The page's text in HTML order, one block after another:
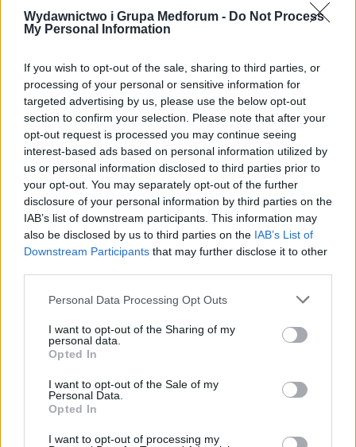
Wydawnictwo i Grupa Medforum - Do Not Process
My Personal Information
If you wish to opt-out of the sale, sharing to third parties, or
processing of your personal or sensitive information for
targeted advertising by us, please use the below opt-out
section to confirm your selection. Please note that after your
opt-out request is processed you may continue seeing
interest-based ads based on personal information utilized by
us or personal information disclosed to third parties prior to
your opt-out. You may separately opt-out of the further
disclosure of your personal information by third parties on the
IAB’s list of downstream participants. This information may
also be disclosed by us to third parties on the IAB’s List of
Downstream Participants that may further disclose it to other
Personal Data Processing Opt Outs
I want to opt-out of the Sharing of my
personal data.
Opted In
I want to opt-out of the Sale of my
Personal Data.
Opted In
I want to opt-out of processing my
skalę używania e-papierosów, saszetek
zwłaszcza wśród dzieci i młodzieży.
Podkreślono, że mimo powszechnego
przekonania o ich „mniejszej szkodliwości”,
nadal brakuje jednoznacznych danych
potwierdzających ich bezpieczeństwo, co
czyni ten temat szczególnie ważnym z
perspektywy zdrowia publicznego.
Duże wrażenie zrobił na mnie również
wykładdotyczącymedycznych
kannabinoidów. Omówiono zarówno ich
terapeutyczne, jak i ryzyko uzależnienia oraz
powikłań psychiatrycznych. Zwrócono uwagę
na potrzebę lepszej edukacji specjalistów
oraz wpływ nielegalnego rynku na sposób
używania tych substancji.